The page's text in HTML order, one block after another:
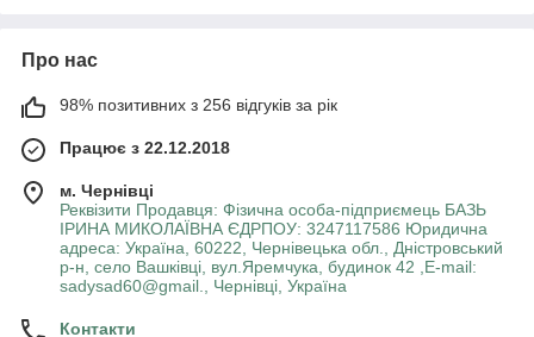
Про нас
98% позитивних з 256 відгуків за рік
Працює з 22.12.2018
м. Чернівці
Реквізити Продавця: Фізична особа-підприємець БАЗЬ
ІРИНА МИКОЛАЇВНА ЄДРПОУ: 3247117586 Юридична
адреса: Україна, 60222, Чернівецька обл., Дністровський
р-н, село Вашківці, вул.Яремчука, будинок 42 ,E-mail:
sadysad60@gmail., Чернівці, Україна
Контакти